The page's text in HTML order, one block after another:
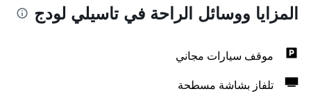
المزايا ووسائل الراحة في تاسيلي لودج
موقف سيارات مجاني
تلفاز بشاشة مسطحة